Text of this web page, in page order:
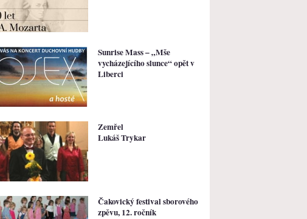
Sunrise Mass – „Mše
vycházejícího slunce“ opět v
Liberci
Zemřel
Lukáš Trykar
Čakovický festival sborového
zpěvu, 12. ročník